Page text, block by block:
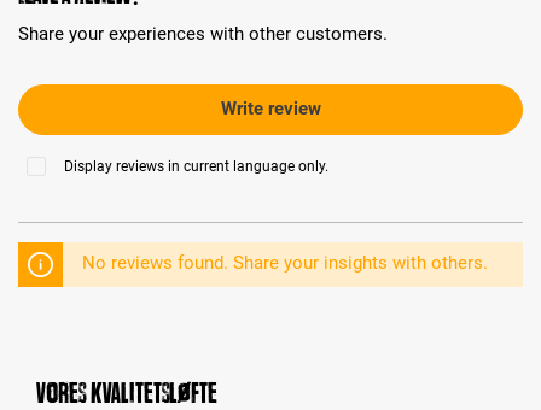
Share your experiences with other customers.
Write review
Display reviews in current language only.
No reviews found. Share your insights with others.
Vores kvalitetsløfte